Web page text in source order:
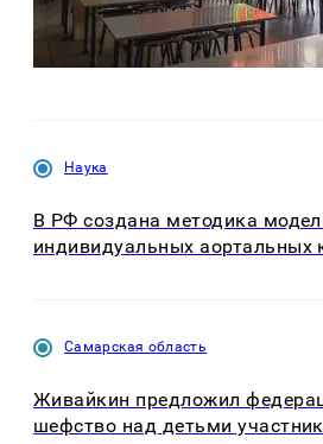
Наука
В РФ создана методика
индивидуальных аортальных
Самарская область
Живайкин предложил
шефство над детьми